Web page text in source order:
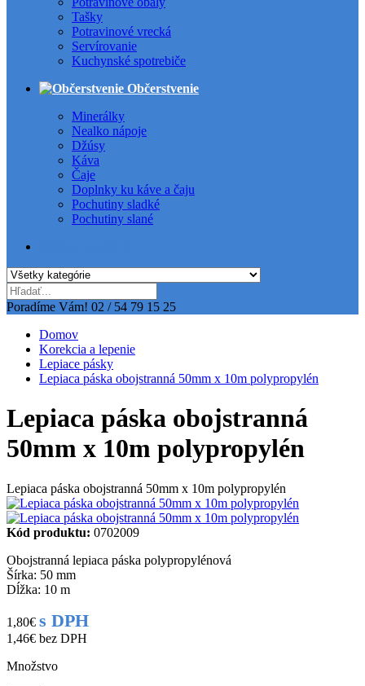
Tašky
Potravinové vrecká
Servírovanie
Kuchynské spotrebiče
Občerstvenie
Minerálky
Nealko nápoje
Džúsy
Káva
Čaje
Doplnky ku káve a čaju
Pochutiny sladké
Pochutiny slané
Poradíme Vám! 02 / 54 79 15 25
Domov
Korekcia a lepenie
Lepiace pásky
Lepiaca páska obojstranná 50mm x 10m polypropylén
Lepiaca páska obojstranná
50mm x 10m polypropylén
Lepiaca páska obojstranná 50mm x 10m polypropylén
Kód produktu: 0702009
Obojstranná lepiaca páska polypropylénová
Šírka: 50 mm
Dĺžka: 10 m
1,80€ s DPH
1,46€ bez DPH
Množstvo